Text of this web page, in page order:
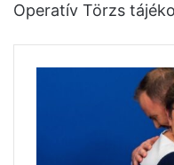
Operatív Törzs